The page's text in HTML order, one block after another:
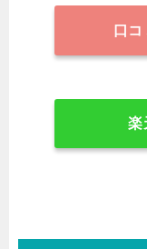
口コ
楽天